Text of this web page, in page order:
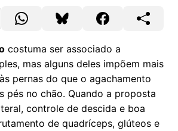
costuma ser associado a
mas alguns deles impõem mais
pernas do que o agachamento
pés no chão. Quando a proposta
controle de descida e boa
de quadríceps, glúteos e